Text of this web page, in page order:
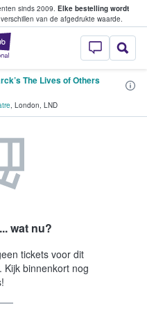
sinds 2009. Elke bestelling wordt
van de afgedrukte waarde.
StubHub: waar
The Lives of Others
, London, LND
wat nu?
tickets voor dit
Kijk binnenkort nog